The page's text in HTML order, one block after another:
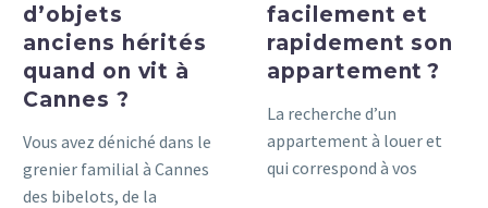
d’objets
anciens hérités
quand on vit à
Cannes ?
Vous avez déniché dans le
grenier familial à Cannes
des bibelots, de la
facilement et
rapidement son
appartement ?
La recherche d’un
appartement à louer et
qui correspond à vos